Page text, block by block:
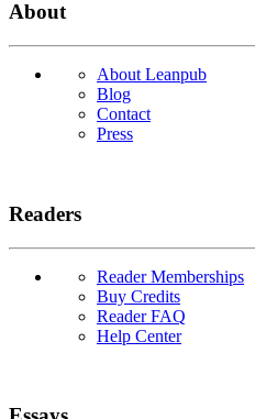
About
About Leanpub
Blog
Contact
Press
Readers
Reader Memberships
Buy Credits
Reader FAQ
Help Center